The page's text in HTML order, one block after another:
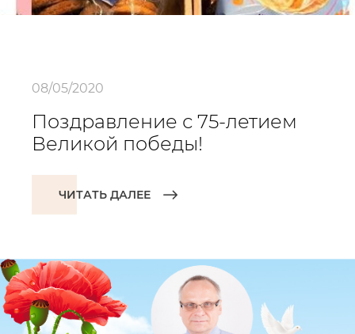
08/05/2020
Поздравление с 75-летием
Великой победы!
ЧИТАТЬ ДАЛЕЕ